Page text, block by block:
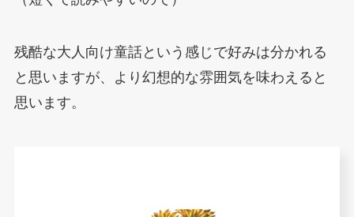
残酷な大人向け童話という感じで好みは分かれる
と思いますが、より幻想的な雰囲気を味わえると
思います。